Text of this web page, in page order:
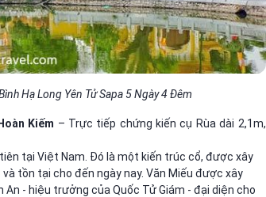
Hạ Long Yên Tử Sapa 5 Ngày 4 Đêm
Kiếm – Trực tiếp chứng kiến cụ Rùa dài 2,1m,
tại Việt Nam. Đó là một kiến trúc cổ, được xây
tồn tại cho đến ngày nay. Văn Miếu được xây
An - hiệu trưởng của Quốc Tử Giám - đại diện cho